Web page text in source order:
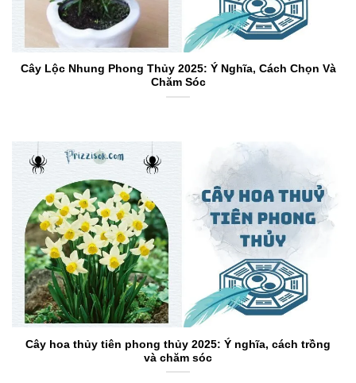
Cây Lộc Nhung Phong Thủy 2025: Ý Nghĩa, Cách Chọn Và
Chăm Sóc
Cây hoa thủy tiên phong thủy 2025: Ý nghĩa, cách trồng
và chăm sóc